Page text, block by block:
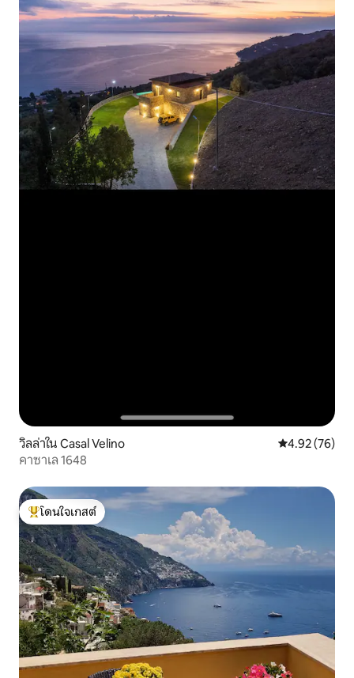
วิลล่าใน Casal Velino คะแนนเฉลี่ย
4.92 (76)
คาซาเล 1648
โดนใจเกสต์ที่สุด
โดนใจเกสต์